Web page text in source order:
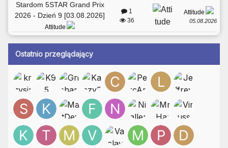
Stardom 5STAR Grand Prix
2026 - Dzień 9 [03.08.2026]
Attitude
1
36
Attitude
05.08.2026
Ostatnio przeglądający